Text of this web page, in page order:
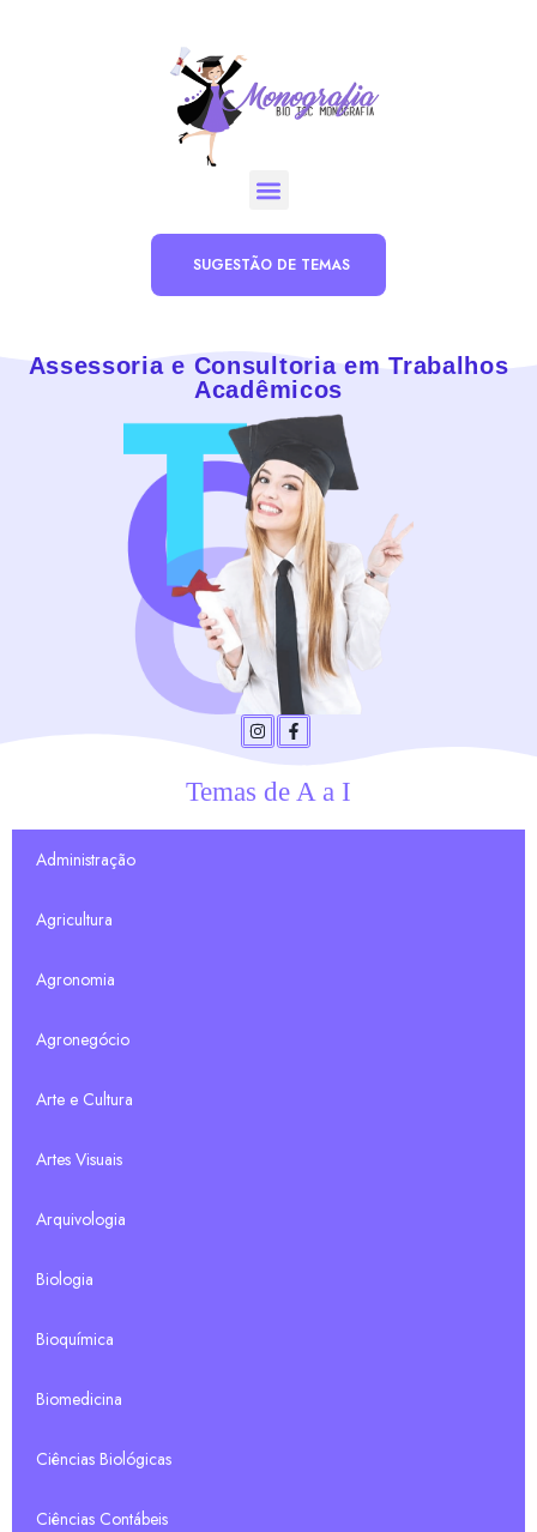
SUGESTÃO DE TEMAS
Assessoria e Consultoria em Trabalhos
Acadêmicos
Temas de A a I
Administração
Agricultura
Agronomia
Agronegócio
Arte e Cultura
Artes Visuais
Arquivologia
Biologia
Bioquímica
Biomedicina
Ciências Biológicas
Ciências Contábeis